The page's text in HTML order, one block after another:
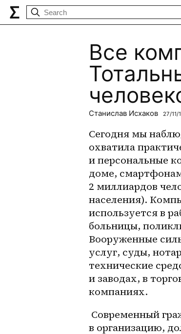
Все
Станислав Исхаков 27/11/
Сегодня мы
охватила
и персональные
доме,
2 миллиардов
населения).
используется в
больницы,
Вооруженные
услуг, суды,
технические
и заводах, в
компаниях.
Современный
в организацию,